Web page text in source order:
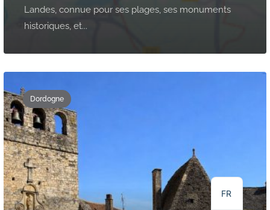
Landes, connue pour ses plages, ses monuments
historiques, et...
Dordogne
FR